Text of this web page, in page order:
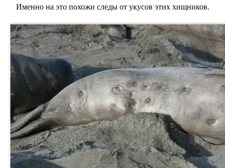
Именно на это похожи следы от укусов этих хищников.